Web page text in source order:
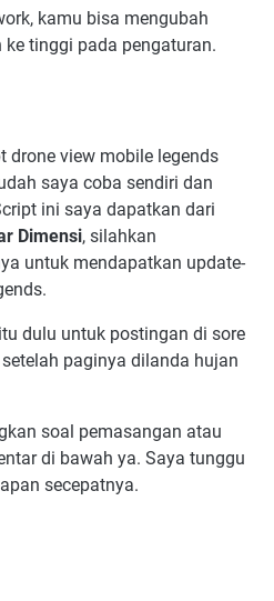
kamu bisa mengubah
tinggi pada pengaturan.
drone view mobile legends
saya coba sendiri dan
ini saya dapatkan dari
Dimensi, silahkan
untuk mendapatkan update-
dulu untuk postingan di sore
paginya dilanda hujan
soal pemasangan atau
di bawah ya. Saya tunggu
secepatnya.